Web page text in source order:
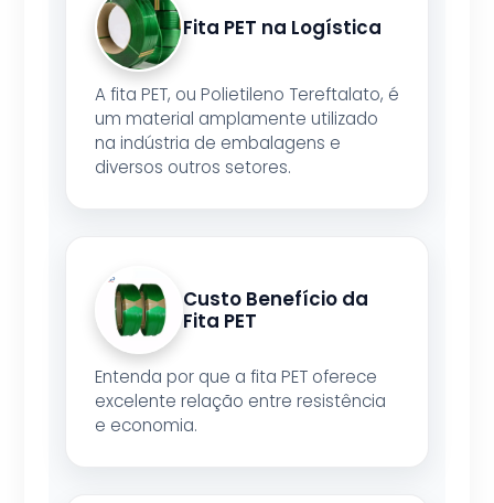
Fita PET na Logística
A fita PET, ou Polietileno Tereftalato, é
um material amplamente utilizado
na indústria de embalagens e
diversos outros setores.
Custo Benefício da
Fita PET
Entenda por que a fita PET oferece
excelente relação entre resistência
e economia.